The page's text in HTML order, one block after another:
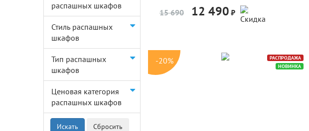
распашных шкафов
Стиль распашных
шкафов
Тип распашных
шкафов
Ценовая категория
распашных шкафов
15 690 12 490 ₽ -20%
-20%
РАСПРОДАЖА
НОВИНКА